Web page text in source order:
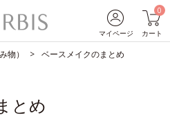
マイページ
0
カート
物） ベースメイクのまとめ
とめ